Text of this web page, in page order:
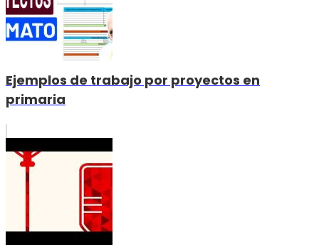
Ejemplos de trabajo por proyectos en
primaria